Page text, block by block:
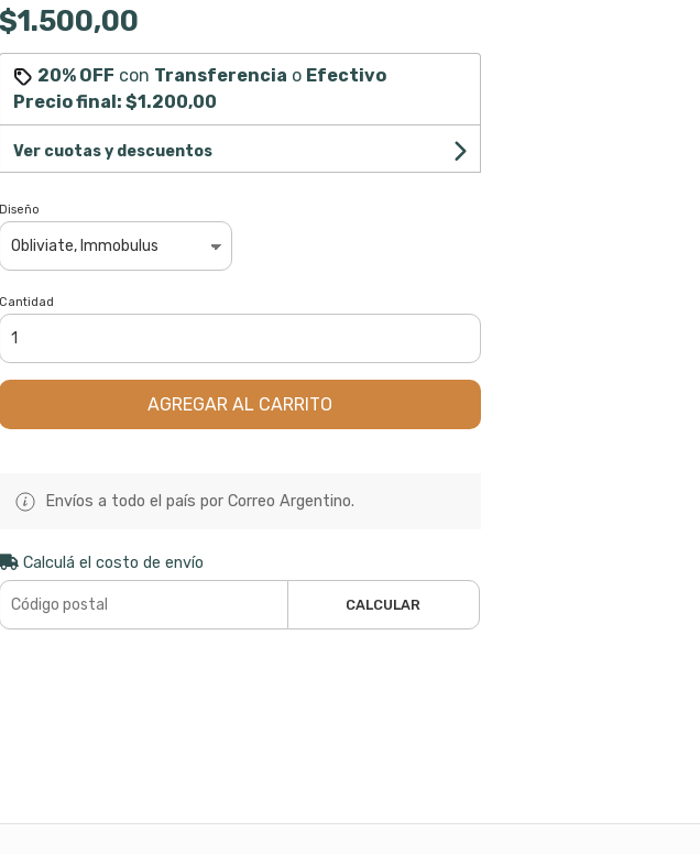
$1.500,00
20% OFF con Transferencia o Efectivo
Precio final: $1.200,00
Ver cuotas y descuentos
Diseño
Cantidad
AGREGAR AL CARRITO
Envíos a todo el país por Correo Argentino.
Calculá el costo de envío
CALCULAR